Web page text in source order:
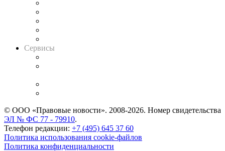
Сервисы
© ООО «Правовые новости». 2008-2026. Номер свидетельства
ЭЛ № ФС 77 - 79910.
Телефон редакции: +7 (495) 645 37 60
Политика использования cookie-файлов
Политика конфиденциальности